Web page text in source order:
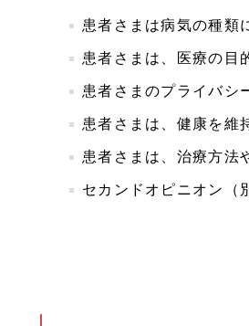
患者さまは病気の種類
患者さまは、医療の目
患者さまのプライバシ
患者さまは、健康を維
患者さまは、治療方法
セカンドオピニオン（